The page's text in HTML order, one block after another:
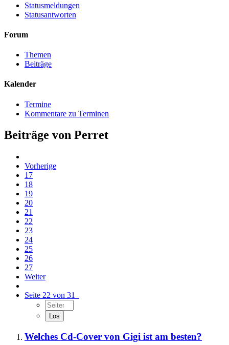
Statusmeldungen
Statusantworten
Forum
Themen
Beiträge
Kalender
Termine
Kommentare zu Terminen
Beiträge von Perret
Vorherige
17
18
19
20
21
22
23
24
25
26
27
Weiter
Seite 22 von 31
Welches Cd-Cover von Gigi ist am besten?